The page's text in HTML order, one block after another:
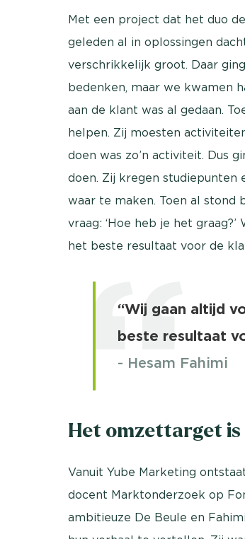
Met een project dat het duo
geleden al in oplossingen
verschrikkelijk groot. Daar
bedenken, maar we kwamen
aan de klant was al gedaan.
helpen. Zij moesten
doen was zo’n activiteit. Dus
doen. Zij kregen
waar te maken. Toen al stond
vraag: ‘Hoe heb je het
het beste resultaat voor de
“Wij gaan altijd
beste resultaat
- Hesam Fahimi
Het omzettarget is
Vanuit Yube Marketing
docent Marktonderzoek op
ambitieuze De Beule en